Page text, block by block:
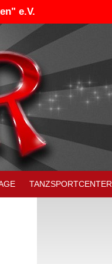
e.V.
TANZSPORTCENTER